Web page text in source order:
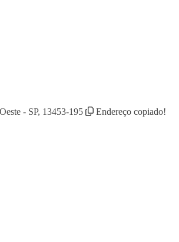
- SP, 13453-195
Endereço copiado!